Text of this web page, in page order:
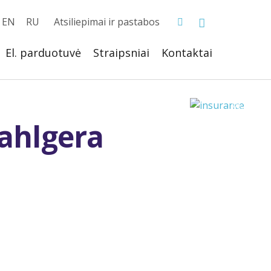
Atsiliepimai ir pastabos
EN RU
El. parduotuvė Straipsniai Kontaktai